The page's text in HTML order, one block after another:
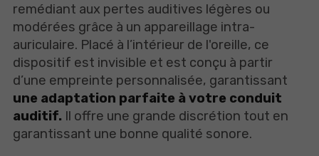
remédiant aux pertes auditives légères ou
modérées grâce à un appareillage intra-
auriculaire. Placé à l’intérieur de l'oreille, ce
dispositif est invisible et est conçu à partir
d’une empreinte personnalisée, garantissant
une adaptation parfaite à votre conduit
auditif. Il offre une grande discrétion tout en
garantissant une bonne qualité sonore.